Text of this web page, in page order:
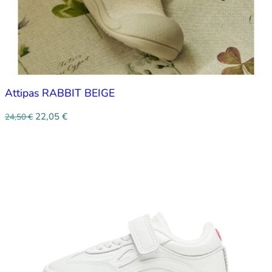
Attipas RABBIT BEIGE
24,50€ 22,05 €